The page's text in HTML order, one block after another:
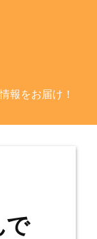
報をお届け！
で